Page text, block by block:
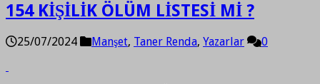
154 KİŞİLİK ÖLÜM LİSTESİ Mİ ?
25/07/2024 Manşet, Taner Renda, Yazarlar 0